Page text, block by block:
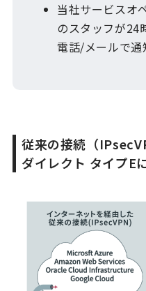
当社サービスオ
のスタッフが24
電話/メールで通
従来の接続（
ダイレクト タイプE